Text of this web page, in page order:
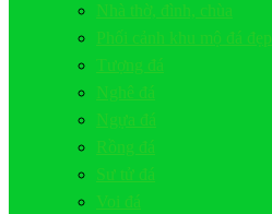
Nhà thờ, đình, chùa
Phối cảnh khu mộ đá đẹp
Tượng đá
Nghê đá
Ngựa đá
Rồng đá
Sư tử đá
Voi đá